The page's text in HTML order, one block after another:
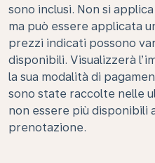
sono inclusi. Non si
ma può essere applicata
prezzi indicati possono
disponibili. Visualizzerà
la sua modalità di
sono state raccolte nelle
non essere più disponibili
prenotazione.